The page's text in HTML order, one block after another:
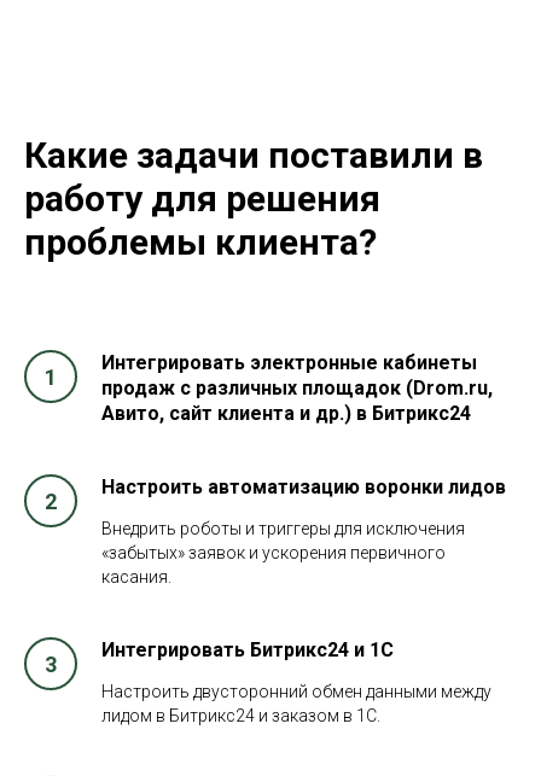
Какие задачи поставили в
работу для решения
проблемы клиента?
Интегрировать электронные кабинеты
продаж с различных площадок (Drom.ru,
Авито, сайт клиента и др.) в Битрикс24
Настроить автоматизацию воронки лидов
Внедрить роботы и триггеры для исключения
«забытых» заявок и ускорения первичного
касания.
Интегрировать Битрикс24 и 1С
Настроить двусторонний обмен данными между
лидом в Битрикс24 и заказом в 1С.